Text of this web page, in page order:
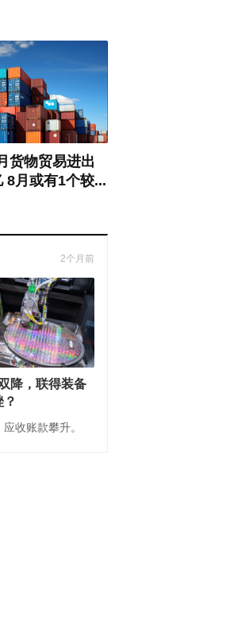
货物贸易进出
8月或有1个较...
2个月前
降，联得装备
收账款攀升。